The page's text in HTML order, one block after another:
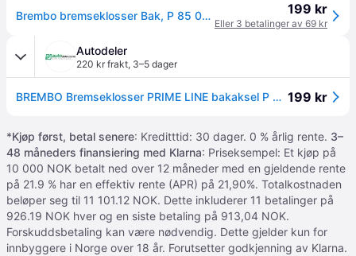
Brembo bremseklosser Bak, P 85 020 199 kr
Eller 3 betalinger av 69 kr
Autodeler
220 kr frakt, 3–5 dager
BREMBO Bremseklosser PRIME LINE bakaksel P 85 020 Bremsebelegg sett, skivebremse VW,FORD,AUDI 199 kr
*Kjøp først, betal senere: Kreditttid: 30 dager. 0 % årlig rente. 3–
48 måneders finansiering med Klarna: Priseksempel: Et kjøp på
10 000 NOK betalt ned over 12 måneder med en gjeldende rente
på 21.9 % har en effektiv rente (APR) på 21,90%. Totalkostnaden
beløper seg til 11 101.12 NOK. Dette inkluderer 11 betalinger på
926.19 NOK hver og en siste betaling på 913,04 NOK.
Forskuddsbetaling kan være nødvendig. Dette gjelder kun for
innbyggere i Norge over 18 år. Forutsetter godkjenning av Klarna.